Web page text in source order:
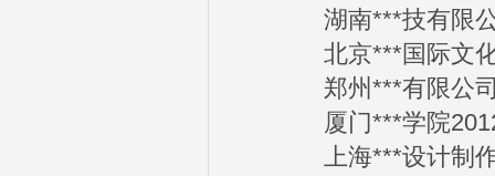
湖南***技有限公
北京***国际文化
郑州***有限公司
厦门***学院
上海***设计制作